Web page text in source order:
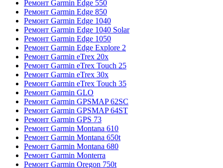
Ремонт Garmin Edge 550
Ремонт Garmin Edge 850
Ремонт Garmin Edge 1040
Ремонт Garmin Edge 1040 Solar
Ремонт Garmin Edge 1050
Ремонт Garmin Edge Explore 2
Ремонт Garmin eTrex 20x
Ремонт Garmin eTrex Touch 25
Ремонт Garmin eTrex 30x
Ремонт Garmin eTrex Touch 35
Ремонт Garmin GLO
Ремонт Garmin GPSMAP 62SC
Ремонт Garmin GPSMAP 64ST
Ремонт Garmin GPS 73
Ремонт Garmin Montana 610
Ремонт Garmin Montana 650t
Ремонт Garmin Montana 680
Ремонт Garmin Monterra
Ремонт Garmin Oregon 750t